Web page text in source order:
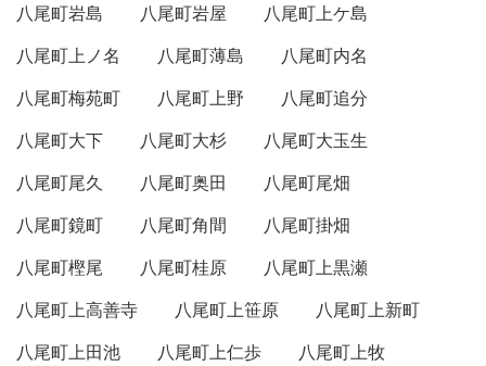
八尾町岩島
八尾町岩屋
八尾町上ケ島
八尾町上ノ名
八尾町薄島
八尾町内名
八尾町梅苑町
八尾町上野
八尾町追分
八尾町大下
八尾町大杉
八尾町大玉生
八尾町尾久
八尾町奥田
八尾町尾畑
八尾町鏡町
八尾町角間
八尾町掛畑
八尾町樫尾
八尾町桂原
八尾町上黒瀬
八尾町上高善寺
八尾町上笹原
八尾町上新町
八尾町上田池
八尾町上仁歩
八尾町上牧